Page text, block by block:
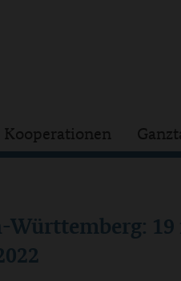
Kooperationen
Württemberg: